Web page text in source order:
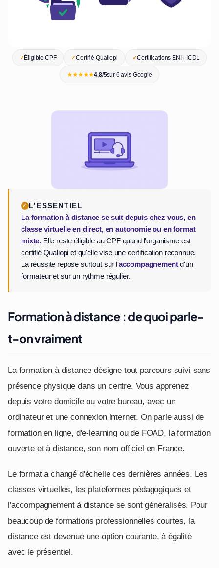
✓Éligible CPF ✓Certifié Qualiopi ✓Certifications ENI · ICDL
★★★★★4,8/5sur 6 avis Google
L'ESSENTIEL
La formation à distance se suit depuis chez vous, en
classe virtuelle en direct, en autonomie ou en format
mixte. Elle reste éligible au CPF quand l'organisme est
certifié Qualiopi et qu'elle vise une certification reconnue.
La réussite repose surtout sur l'accompagnementd'un
formateur et sur un rythme régulier.
Formation à distance : de quoi parle-
t-on vraiment
La formation à distance désigne tout parcours suivi sans
présence physique dans un centre. Vous apprenez
depuis votre domicile ou votre bureau, avec un
ordinateur et une connexion internet. On parle aussi de
formation en ligne, d'e-learning ou de FOAD, la formation
ouverte et à distance, son nom officiel en France.
Le format a changé d'échelle ces dernières années. Les
classes virtuelles, les plateformes pédagogiques et
l'accompagnement à distance se sont généralisés. Pour
beaucoup de formations professionnelles courtes, la
distance est devenue une option courante, à égalité
avec le présentiel.